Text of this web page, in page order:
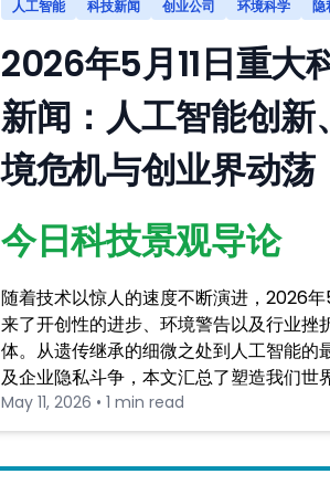
人工智能 科技新闻 创业公司 环境科学 隐
2026年5月11日重大
新闻：人工智能创新
境危机与创业界动荡
今日科技景观导论
随着技术以惊人的速度不断演进，2026年
来了开创性的进步、环境警告以及行业挫
体。从遗传继承的细微之处到人工智能的
及企业隐私斗争，本文汇总了塑造我们世
May 11, 2026 • 1 min read